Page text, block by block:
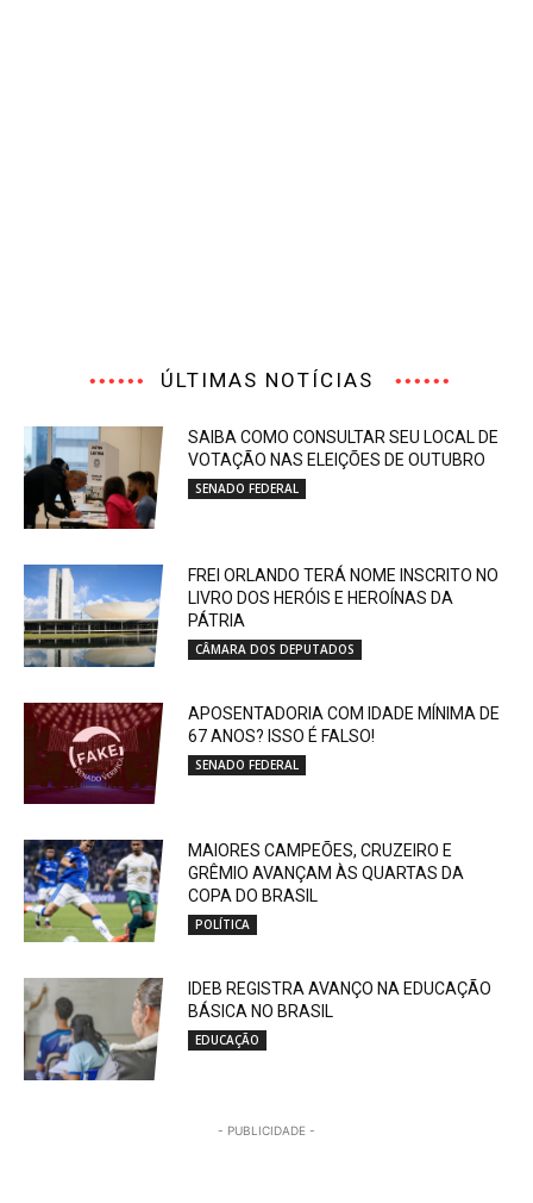
ÚLTIMAS NOTÍCIAS
SAIBA COMO CONSULTAR SEU LOCAL DE
VOTAÇÃO NAS ELEIÇÕES DE OUTUBRO
SENADO FEDERAL
FREI ORLANDO TERÁ NOME INSCRITO NO
LIVRO DOS HERÓIS E HEROÍNAS DA
PÁTRIA
CÂMARA DOS DEPUTADOS
APOSENTADORIA COM IDADE MÍNIMA DE
67 ANOS? ISSO É FALSO!
SENADO FEDERAL
MAIORES CAMPEÕES, CRUZEIRO E
GRÊMIO AVANÇAM ÀS QUARTAS DA
COPA DO BRASIL
POLÍTICA
IDEB REGISTRA AVANÇO NA EDUCAÇÃO
BÁSICA NO BRASIL
EDUCAÇÃO
- PUBLICIDADE -